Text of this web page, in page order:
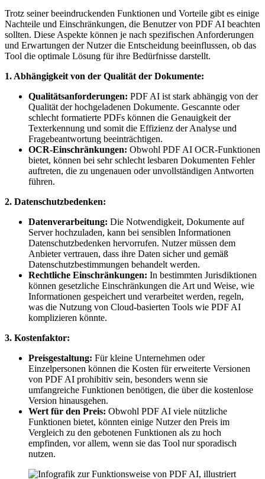
Trotz seiner beeindruckenden Funktionen und Vorteile gibt es einige
Nachteile und Einschränkungen, die Benutzer von PDF AI beachten
sollten. Diese Aspekte können je nach spezifischen Anforderungen
und Erwartungen der Nutzer die Entscheidung beeinflussen, ob das
Tool die optimale Lösung für ihre Bedürfnisse darstellt.
1. Abhängigkeit von der Qualität der Dokumente:
Qualitätsanforderungen: PDF AI ist stark abhängig von der
Qualität der hochgeladenen Dokumente. Gescannte oder
schlecht formatierte PDFs können die Genauigkeit der
Texterkennung und somit die Effizienz der Analyse und
Fragebeantwortung beeinträchtigen.
OCR-Einschränkungen: Obwohl PDF AI OCR-Funktionen
bietet, können bei sehr schlecht lesbaren Dokumenten Fehler
auftreten, die zu ungenauen oder unvollständigen Antworten
führen.
2. Datenschutzbedenken:
Datenverarbeitung: Die Notwendigkeit, Dokumente auf
Server hochzuladen, kann bei sensiblen Informationen
Datenschutzbedenken hervorrufen. Nutzer müssen dem
Anbieter vertrauen, dass ihre Daten sicher und gemäß
Datenschutzbestimmungen behandelt werden.
Rechtliche Einschränkungen: In bestimmten Jurisdiktionen
können gesetzliche Einschränkungen die Art und Weise, wie
Informationen gespeichert und verarbeitet werden, regeln,
was die Nutzung von Cloud-basierten Tools wie PDF AI
komplizieren könnte.
3. Kostenfaktor:
Preisgestaltung: Für kleine Unternehmen oder
Einzelpersonen können die Kosten für erweiterte Versionen
von PDF AI prohibitiv sein, besonders wenn sie
umfangreiche Funktionen benötigen, die über die kostenlose
Version hinausgehen.
Wert für den Preis: Obwohl PDF AI viele nützliche
Funktionen bietet, könnten einige Nutzer den Preis im
Vergleich zu den gebotenen Funktionen als zu hoch
empfinden, vor allem, wenn sie das Tool nur sporadisch
nutzen.